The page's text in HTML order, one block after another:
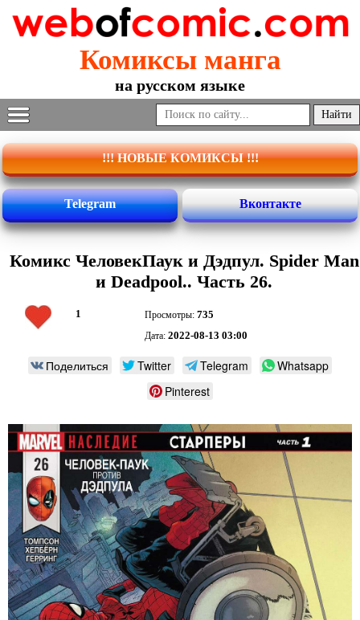
Комиксы манга
на русском языке
!!! НОВЫЕ КОМИКСЫ !!!
Telegram Вконтакте
Комикс ЧеловекПаук и Дэдпул. Spider Man
и Deadpool.. Часть 26.
1 Просмотры: 735
Дата: 2022-08-13 03:00
Поделиться Twitter Telegram
Whatsapp
Pinterest